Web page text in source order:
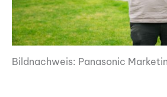
Bildnachweis: Panasonic